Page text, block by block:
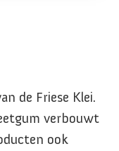
de Friese Klei.
verbouwt
ook